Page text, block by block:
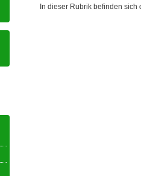
In dieser Rubrik befinden